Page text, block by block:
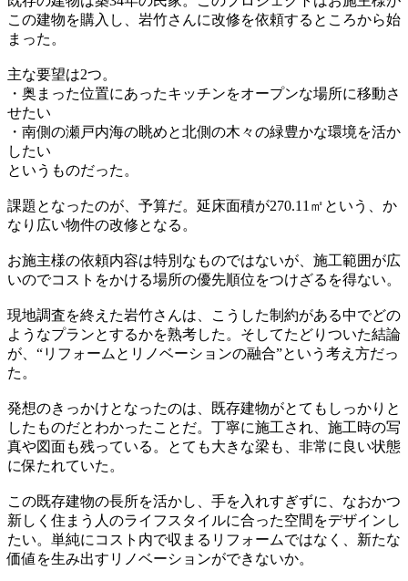
この建物を購入し、岩竹さんに改修を依頼するところから始
まった。
主な要望は2つ。
・奥まった位置にあったキッチンをオープンな場所に移動さ
せたい
・南側の瀬戸内海の眺めと北側の木々の緑豊かな環境を活か
したい
というものだった。
課題となったのが、予算だ。延床面積が270.11㎡という、か
なり広い物件の改修となる。
お施主様の依頼内容は特別なものではないが、施工範囲が広
いのでコストをかける場所の優先順位をつけざるを得ない。
現地調査を終えた岩竹さんは、こうした制約がある中でどの
ようなプランとするかを熟考した。そしてたどりついた結論
が、“リフォームとリノベーションの融合”という考え方だっ
た。
発想のきっかけとなったのは、既存建物がとてもしっかりと
したものだとわかったことだ。丁寧に施工され、施工時の写
真や図面も残っている。とても大きな梁も、非常に良い状態
に保たれていた。
この既存建物の長所を活かし、手を入れすぎずに、なおかつ
新しく住まう人のライフスタイルに合った空間をデザインし
たい。単純にコスト内で収まるリフォームではなく、新たな
価値を生み出すリノベーションができないか。